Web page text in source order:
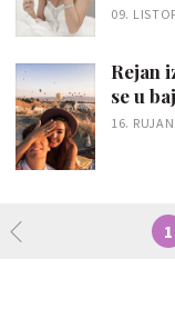
09.
Rejan
se u
16.
1